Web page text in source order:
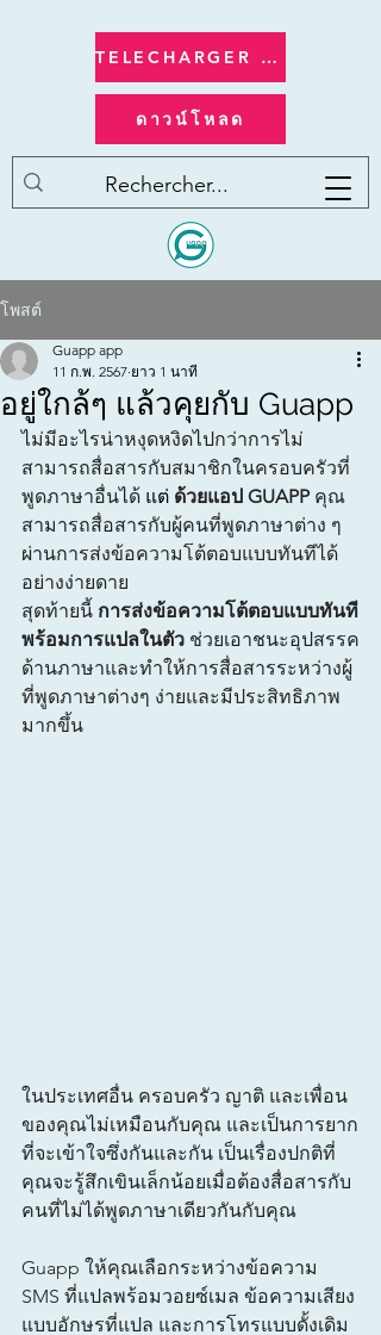
ดาวน์โหลด
TELECHARGER apple/ios
โพสต์
อยู่ใกล้ๆ แล้วคุยกับ Guapp
Guapp app
11 ก.พ. 2567 ยาว 1 นาที
ไม่มีอะไรน่าหงุดหงิดไปกว่าการไม่
สามารถสื่อสารกับสมาชิกในครอบครัวที่
พูดภาษาอื่นได้ แต่ ด้วยแอป GUAPP คุณ
สามารถสื่อสารกับผู้คนที่พูดภาษาต่าง ๆ
ผ่านการส่งข้อความโต้ตอบแบบทันทีได้
อย่างง่ายดาย
สุดท้ายนี้ การส่งข้อความโต้ตอบแบบทันที
พร้อมการแปลในตัว ช่วยเอาชนะอุปสรรค
ด้านภาษาและทำให้การสื่อสารระหว่างผู้
ที่พูดภาษาต่างๆ ง่ายและมีประสิทธิภาพ
มากขึ้น
ในประเทศอื่น ครอบครัว ญาติ และเพื่อน
ของคุณไม่เหมือนกับคุณ และเป็นการยาก
ที่จะเข้าใจซึ่งกันและกัน เป็นเรื่องปกติที่
คุณจะรู้สึกเขินเล็กน้อยเมื่อต้องสื่อสารกับ
คนที่ไม่ได้พูดภาษาเดียวกันกับคุณ
Guapp ให้คุณเลือกระหว่างข้อความ
SMS ที่แปลพร้อมวอยซ์เมล ข้อความเสียง
แบบอักษรที่แปล และการโทรแบบดั้งเดิม